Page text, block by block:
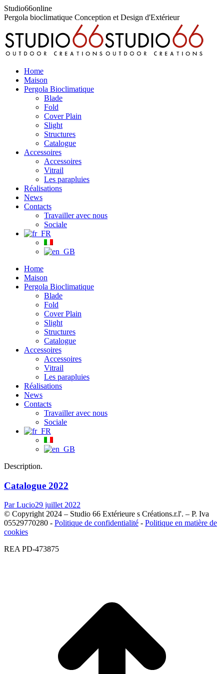
Contenu
en
largeur
Studio66online
Pergola bioclimatique Conception et Design d'Extérieur
Home
Maison
Pergola Bioclimatique
Blade
Fold
Cover Plain
Slight
Structures
Catalogue
Accessoires
Accessoires
Vitrail
Les parapluies
Réalisations
News
Contacts
Travailler avec nous
Sociale
Home
Maison
Pergola Bioclimatique
Blade
Fold
Cover Plain
Slight
Structures
Catalogue
Accessoires
Accessoires
Vitrail
Les parapluies
Réalisations
News
Contacts
Travailler avec nous
Sociale
Description.
Catalogue 2022
ParLucio29 juillet 2022
© Copyright 2024 – Studio 66 Extérieure s Créations.r.l'. – P. Iva
05529770280 - Politique de confidentialité - Politique en matière de
cookies
REA PD-473875